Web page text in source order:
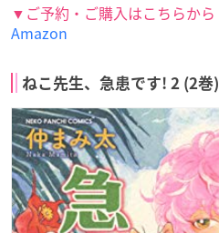
▼ご予約・ご購入はこちらから
Amazon
ねこ先生、急患です! 2 (2巻)